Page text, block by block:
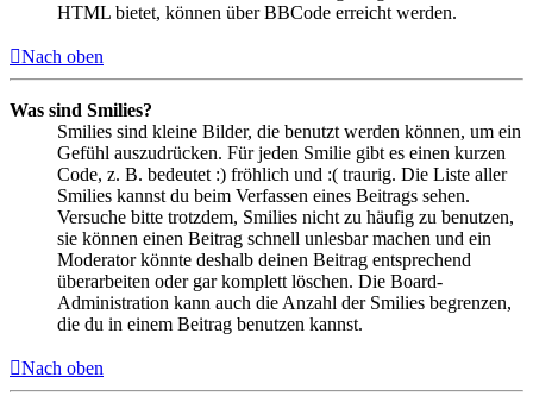
HTML bietet, können über BBCode erreicht werden.
Nach oben
Was sind Smilies?
Smilies sind kleine Bilder, die benutzt werden können, um ein
Gefühl auszudrücken. Für jeden Smilie gibt es einen kurzen
Code, z. B. bedeutet :) fröhlich und :( traurig. Die Liste aller
Smilies kannst du beim Verfassen eines Beitrags sehen.
Versuche bitte trotzdem, Smilies nicht zu häufig zu benutzen,
sie können einen Beitrag schnell unlesbar machen und ein
Moderator könnte deshalb deinen Beitrag entsprechend
überarbeiten oder gar komplett löschen. Die Board-
Administration kann auch die Anzahl der Smilies begrenzen,
die du in einem Beitrag benutzen kannst.
Nach oben